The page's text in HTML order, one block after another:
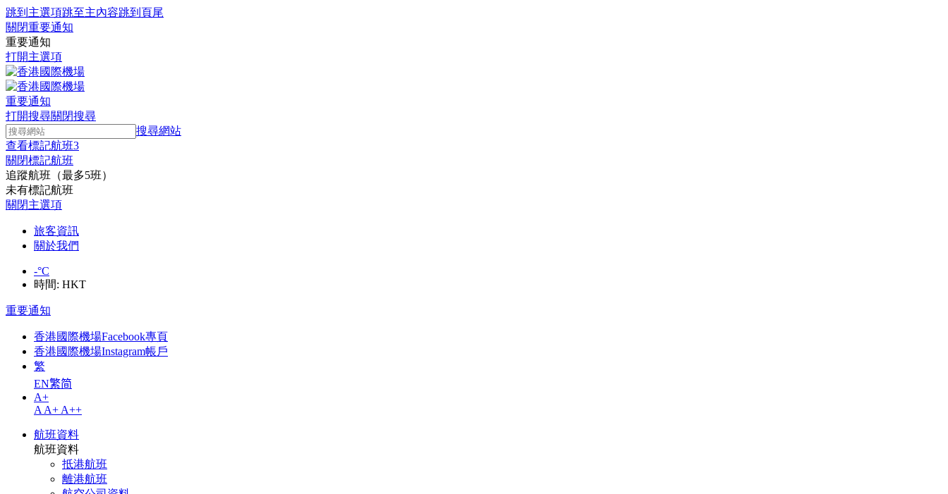
跳到主選項跳至主內容跳到頁尾
關閉重要通知
重要通知
打開主選項
重要通知
打開搜尋關閉搜尋
搜尋網站
查看標記航班3
關閉標記航班
追蹤航班（最多5班）
未有標記航班
關閉主選項
旅客資訊
關於我們
-°C
時間: HKT
重要通知
香港國際機場Facebook專頁
香港國際機場Instagram帳戶
繁
EN繁简
A+
A A+ A++
航班資料
航班資料
抵港航班
離港航班